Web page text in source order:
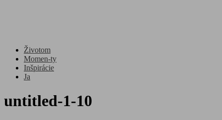
Životom
Momen-ty
Inšpirácie
Ja
untitled-1-10